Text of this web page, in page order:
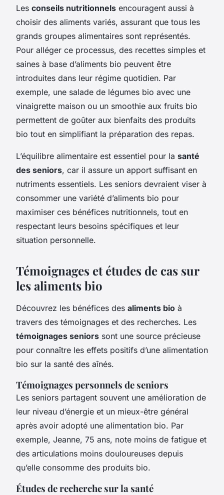
Les conseils nutritionnels encouragent aussi à
choisir des aliments variés, assurant que tous les
grands groupes alimentaires sont représentés.
Pour alléger ce processus, des recettes simples et
saines à base d’aliments bio peuvent être
introduites dans leur régime quotidien. Par
exemple, une salade de légumes bio avec une
vinaigrette maison ou un smoothie aux fruits bio
permettent de goûter aux bienfaits des produits
bio tout en simplifiant la préparation des repas.
L’équilibre alimentaire est essentiel pour la santé
des seniors, car il assure un apport suffisant en
nutriments essentiels. Les seniors devraient viser à
consommer une variété d’aliments bio pour
maximiser ces bénéfices nutritionnels, tout en
respectant leurs besoins spécifiques et leur
situation personnelle.
Témoignages et études de cas sur
les aliments bio
Découvrez les bénéfices des aliments bio à
travers des témoignages et des recherches. Les
témoignages seniors sont une source précieuse
pour connaître les effets positifs d’une alimentation
bio sur la santé des aînés.
Témoignages personnels de seniors
Les seniors partagent souvent une amélioration de
leur niveau d’énergie et un mieux-être général
après avoir adopté une alimentation bio. Par
exemple, Jeanne, 75 ans, note moins de fatigue et
des articulations moins douloureuses depuis
qu’elle consomme des produits bio.
Études de recherche sur la santé